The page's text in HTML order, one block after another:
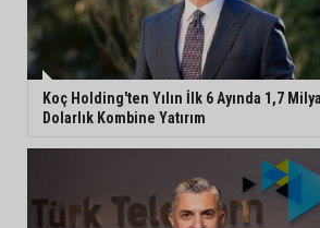
Koç Holding'ten Yılın İlk 6 Ayında 1,7
Dolarlık Kombine Yatırım